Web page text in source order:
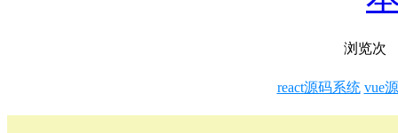
浏览次
react源码系统 vue